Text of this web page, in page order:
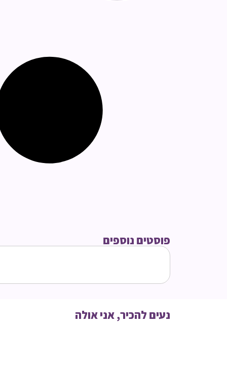
פוסטים נוספים
נעים להכיר, אני אולה